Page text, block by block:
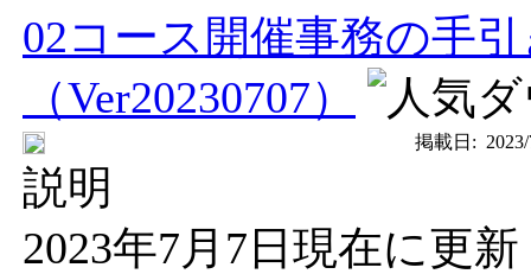
02コース開催事務の手
（Ver20230707）
掲載日:
説明
2023年7月7日現在に更新